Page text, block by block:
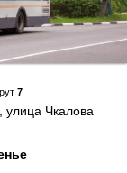
7
улица Чкалова